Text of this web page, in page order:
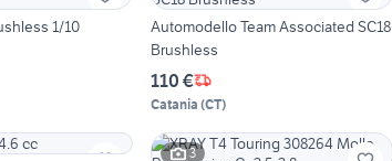
1/10
Automodello Team Associated SC18
Brushless
110 €
Catania (CT)
3